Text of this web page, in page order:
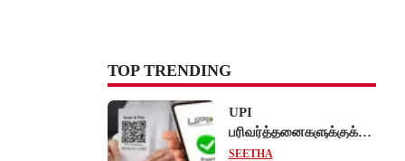
TOP TRENDING
UPI
பரிவர்த்தனைகளுக்குக்
கட்டணம் வசூல் -
SEETHA